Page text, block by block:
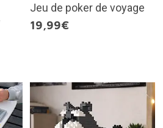
Jeu de poker de voyage
19,99€